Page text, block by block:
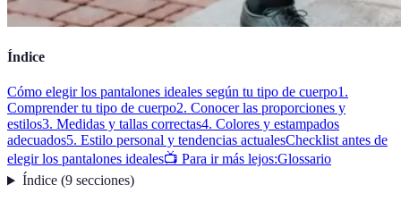
Índice
Cómo elegir los pantalones ideales según tu tipo de cuerpo1.
Comprender tu tipo de cuerpo2. Conocer las proporciones y
estilos3. Medidas y tallas correctas4. Colores y estampados
adecuados5. Estilo personal y tendencias actualesChecklist antes de
elegir los pantalones ideales📺 Para ir más lejos:Glossario
Índice(9 secciones)